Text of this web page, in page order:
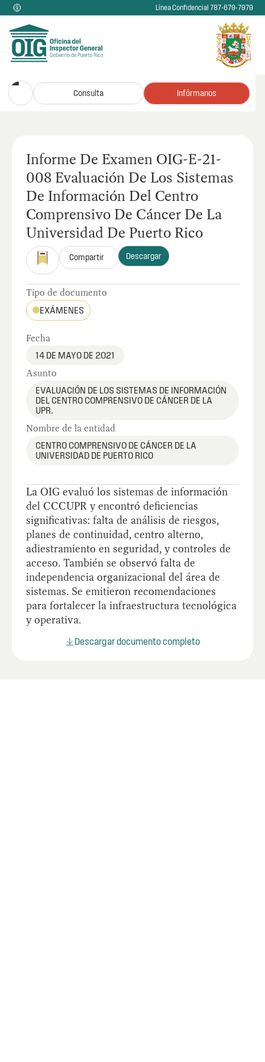
Línea Confidencial 787-679-7979
Consulta Infórmanos
Informe De Examen OIG-E-21-
008 Evaluación De Los Sistemas
De Información Del Centro
Comprensivo De Cáncer De La
Universidad De Puerto Rico
Compartir Descargar
Tipo de documento
EXÁMENES
Fecha
14 DE MAYO DE 2021
Asunto
EVALUACIÓN DE LOS SISTEMAS DE INFORMACIÓN
DEL CENTRO COMPRENSIVO DE CÁNCER DE LA
UPR.
Nombre de la entidad
CENTRO COMPRENSIVO DE CÁNCER DE LA
UNIVERSIDAD DE PUERTO RICO
La OIG evaluó los sistemas de información
del CCCUPR y encontró deficiencias
significativas: falta de análisis de riesgos,
planes de continuidad, centro alterno,
adiestramiento en seguridad, y controles de
acceso. También se observó falta de
independencia organizacional del área de
sistemas. Se emitieron recomendaciones
para fortalecer la infraestructura tecnológica
y operativa.
Descargar documento completo